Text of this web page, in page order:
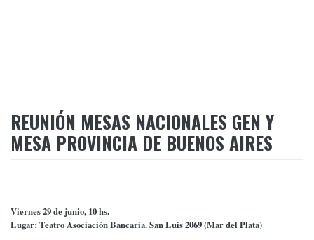
REUNIÓN MESAS NACIONALES GEN Y
MESA PROVINCIA DE BUENOS AIRES
Viernes 29 de junio, 10 hs.
Lugar: Teatro Asociación Bancaria. San Luis 2069 (Mar del Plata)